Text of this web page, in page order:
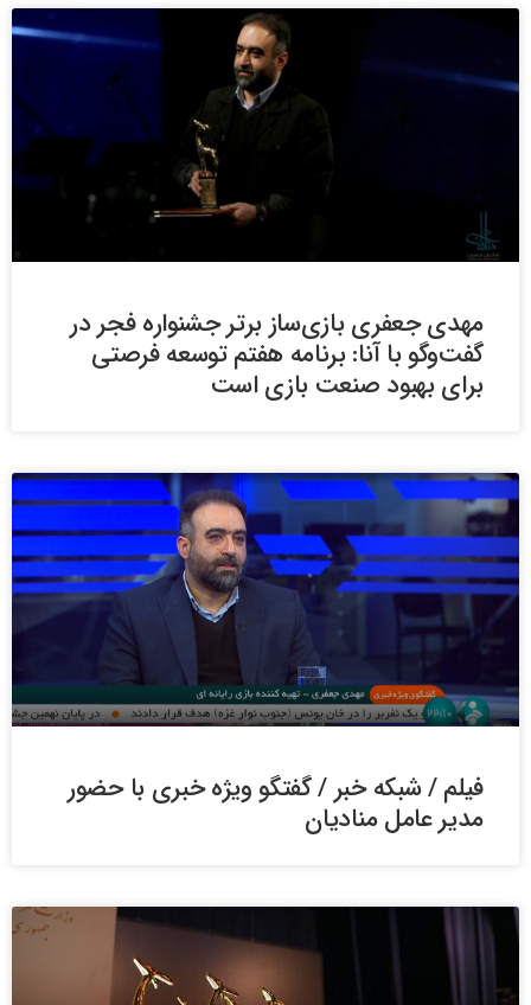
مهدی جعفری بازی‌ساز برتر جشنواره فجر در
گفت‌وگو با آنا: برنامه هفتم توسعه فرصتی
فیلم / شبکه خبر / گفتگو ویژه خبری با حضور
مدیر عامل منادیان